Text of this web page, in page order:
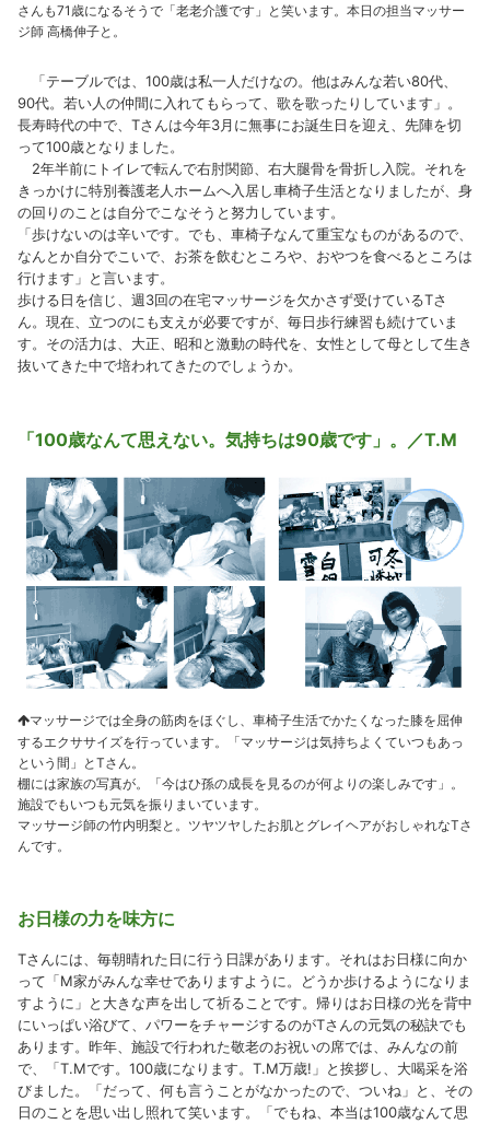
さんも71歳になるそうで「老老介護です」と笑います。本日の担当マッサー
ジ師 高橋伸子と。
「テーブルでは、100歳は私一人だけなの。他はみんな若い80代、
90代。若い人の仲間に入れてもらって、歌を歌ったりしています」。
長寿時代の中で、Tさんは今年3月に無事にお誕生日を迎え、先陣を切
って100歳となりました。
2年半前にトイレで転んで右肘関節、右大腿骨を骨折し入院。それを
きっかけに特別養護老人ホームへ入居し車椅子生活となりましたが、身
の回りのことは自分でこなそうと努力しています。
「歩けないのは辛いです。でも、車椅子なんて重宝なものがあるので、
なんとか自分でこいで、お茶を飲むところや、おやつを食べるところは
行けます」と言います。
歩ける日を信じ、週3回の在宅マッサージを欠かさず受けているTさ
ん。現在、立つのにも支えが必要ですが、毎日歩行練習も続けていま
す。その活力は、大正、昭和と激動の時代を、女性として母として生き
抜いてきた中で培われてきたのでしょうか。
「100歳なんて思えない。気持ちは90歳です」。／T.M
マッサージでは全身の筋肉をほぐし、車椅子生活でかたくなった膝を屈伸
するエクササイズを行っています。「マッサージは気持ちよくていつもあっ
という間」とTさん。
棚には家族の写真が。「今はひ孫の成長を見るのが何よりの楽しみです」。
施設でもいつも元気を振りまいています。
マッサージ師の竹内明梨と。ツヤツヤしたお肌とグレイヘアがおしゃれなTさ
んです。
お日様の力を味方に
Tさんには、毎朝晴れた日に行う日課があります。それはお日様に向か
って「M家がみんな幸せでありますように。どうか歩けるようになりま
すように」と大きな声を出して祈ることです。帰りはお日様の光を背中
にいっぱい浴びて、パワーをチャージするのがTさんの元気の秘訣でも
あります。昨年、施設で行われた敬老のお祝いの席では、みんなの前
で、「T.Mです。100歳になります。T.M万歳!」と挨拶し、大喝采を浴
びました。「だって、何も言うことがなかったので、ついね」と、その
日のことを思い出し照れて笑います。「でもね、本当は100歳なんて思